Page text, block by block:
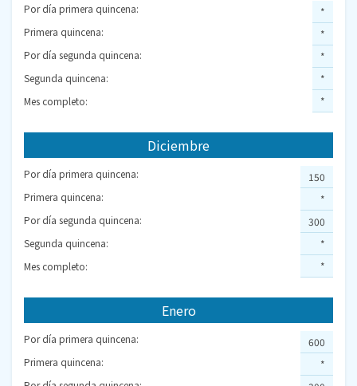
Por día primera quincena:
Primera quincena:
Por día segunda quincena:
Segunda quincena:
Mes completo:
*
*
*
*
*
Diciembre
Por día primera quincena:
Primera quincena:
Por día segunda quincena:
Segunda quincena:
Mes completo:
150
*
300
*
*
Enero
Por día primera quincena:
Primera quincena:
600
*